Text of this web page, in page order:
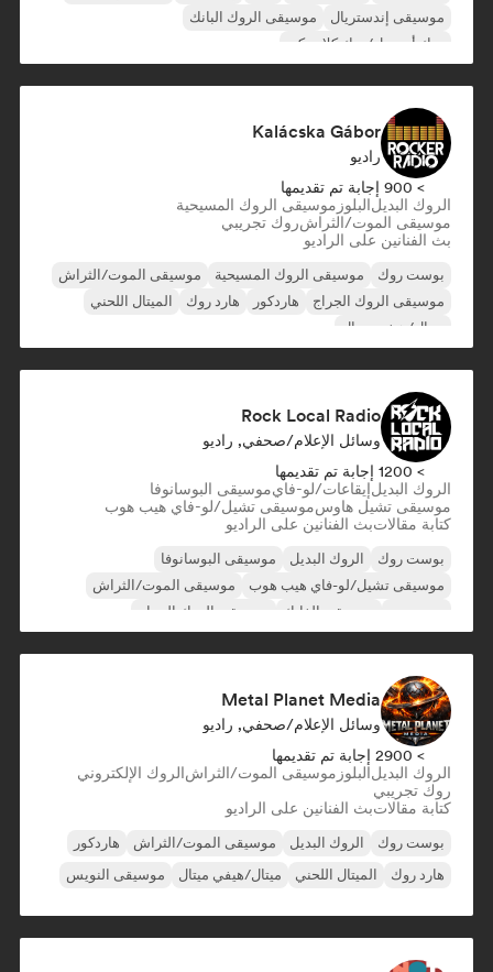
موسيقى إندستريال
موسيقى الروك البانك
روك أند رول/روك كلاسيكي
Kalácska Gábor
راديو
> 900 إجابة تم تقديمها
الروك البديلالبلوز موسيقى الروك المسيحية
موسيقى الموت/الثراشروك تجريبي
بث الفنانين على الراديو
بوست روك موسيقى الروك المسيحية
موسيقى الموت/الثراش
موسيقى الروك الجراج
هاردكور هارد روك
الميتال اللحني
ميتال/هيفي ميتال
Rock Local Radio
وسائل الإعلام/صحفي, راديو
> 1200 إجابة تم تقديمها
الروك البديلإيقاعات/لو-فايموسيقى البوسانوفا
موسيقى تشيل هاوسموسيقى تشيل/لو-فاي هيب هوب
كتابة مقالاتبث الفنانين على الراديو
بوست روك الروك البديل
موسيقى البوسانوفا
موسيقى تشيل/لو-فاي هيب هوب
موسيقى الموت/الثراش
موسيقى الفانك موسيقى الروك الجراج
Metal Planet Media
وسائل الإعلام/صحفي, راديو
> 2900 إجابة تم تقديمها
الروك البديلالبلوز موسيقى الموت/الثراشالروك الإلكتروني
روك تجريبي
كتابة مقالاتبث الفنانين على الراديو
بوست روك الروك البديل موسيقى الموت/الثراش
هاردكور
هارد روك
الميتال اللحني ميتال/هيفي ميتال موسيقى النويس